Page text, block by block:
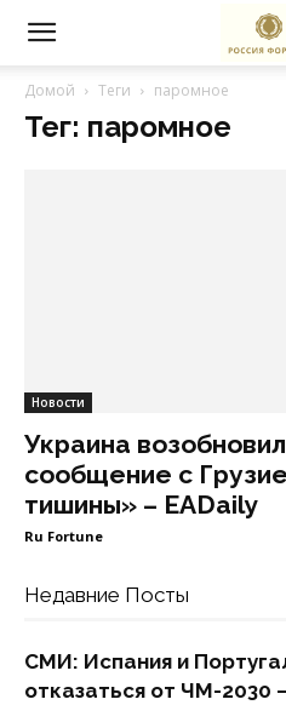
Домой Теги паромное
Тег: паромное
Новости
Украина
сообщение с
тишины» – EADaily
Ru Fortune
Недавние Посты
СМИ: Испания и
отказаться от ЧМ-2030